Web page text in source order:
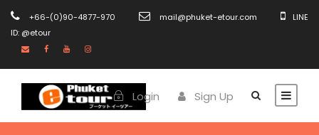
+66-(0)90-4877-970 mail@phuket-etour.com
LINE
ID: @etour
Login Sign Up